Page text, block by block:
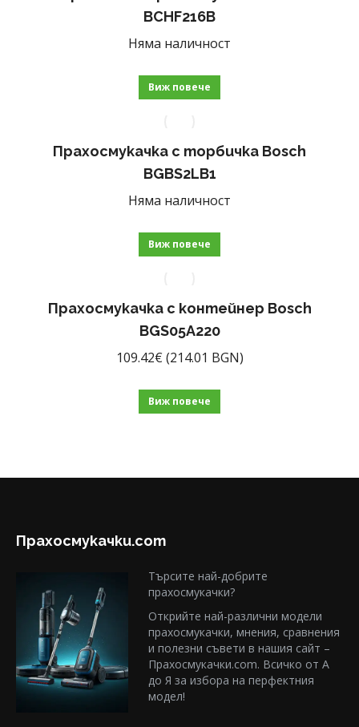
BCHF216B
Няма наличност
Виж повече
Прахосмукачка с торбичка Bosch
BGBS2LB1
Няма наличност
Виж повече
Прахосмукачка с контейнер Bosch
BGS05A220
109.42€ (214.01 BGN)
Виж повече
Прахосмукачки.com
Търсите най-добрите
прахосмукачки?
Открийте най-различни модели
прахосмукачки, мнения, сравнения
и полезни съвети в нашия сайт –
Прахосмукачки.com. Всичко от А
до Я за избора на перфектния
модел!